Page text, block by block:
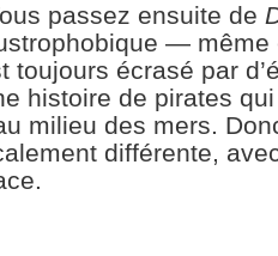
passez ensuite de
— même
toujours écrasé par
histoire de pirates
milieu des mers.
différente,